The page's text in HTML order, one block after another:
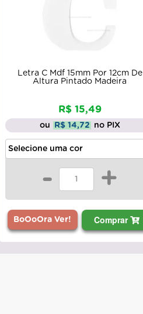
Letra C Mdf 15mm Por 12cm De
Altura Pintado Madeira
R$ 15,49
ou R$ 14,72 no PIX
- +
BoOoOra Ver! Comprar